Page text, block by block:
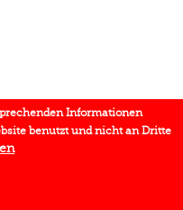
Informationen
benutzt und nicht an Dritte